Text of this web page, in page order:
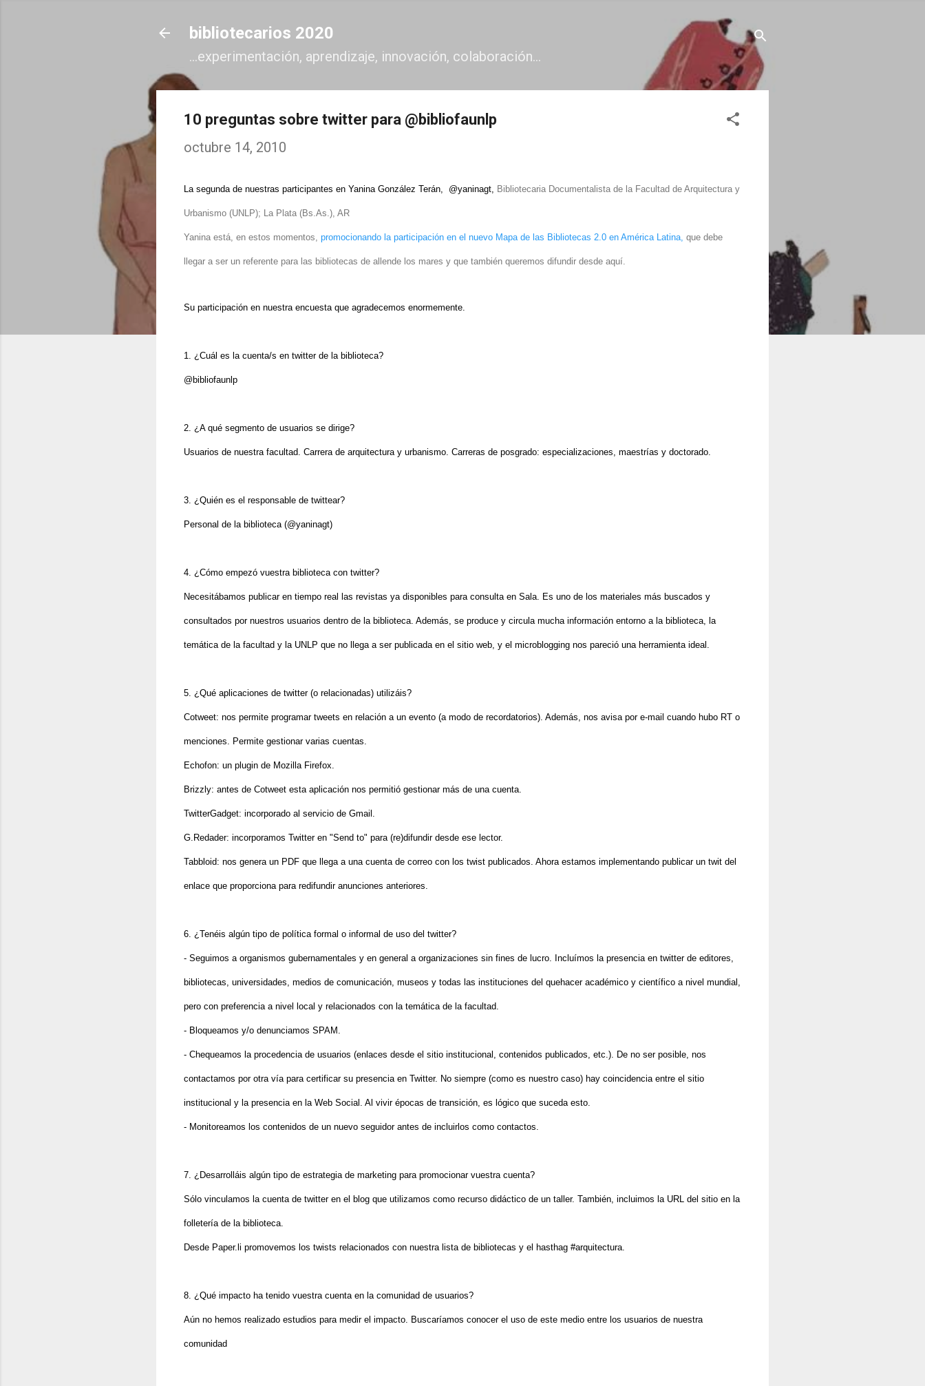
bibliotecarios 2020
...experimentación, aprendizaje, innovación, colaboración...
10 preguntas sobre twitter para @bibliofaunlp
octubre 14, 2010
La segunda de nuestras participantes en Yanina González Terán, @yaninagt, Bibliotecaria Documentalista de la Facultad de Arquitectura y
Urbanismo (UNLP); La Plata (Bs.As.), AR
Yanina está, en estos momentos, promocionando la participación en el nuevo Mapa de las Bibliotecas 2.0 en América Latina, que debe
llegar a ser un referente para las bibliotecas de allende los mares y que también queremos difundir desde aquí.
Su participación en nuestra encuesta que agradecemos enormemente.
1. ¿Cuál es la cuenta/s en twitter de la biblioteca?
@bibliofaunlp
2. ¿A qué segmento de usuarios se dirige?
Usuarios de nuestra facultad. Carrera de arquitectura y urbanismo. Carreras de posgrado: especializaciones, maestrías y doctorado.
3. ¿Quién es el responsable de twittear?
Personal de la biblioteca (@yaninagt)
4. ¿Cómo empezó vuestra biblioteca con twitter?
Necesitábamos publicar en tiempo real las revistas ya disponibles para consulta en Sala. Es uno de los materiales más buscados y
consultados por nuestros usuarios dentro de la biblioteca. Además, se produce y circula mucha información entorno a la biblioteca, la
temática de la facultad y la UNLP que no llega a ser publicada en el sitio web, y el microblogging nos pareció una herramienta ideal.
5. ¿Qué aplicaciones de twitter (o relacionadas) utilizáis?
Cotweet: nos permite programar tweets en relación a un evento (a modo de recordatorios). Además, nos avisa por e-mail cuando hubo RT o
menciones. Permite gestionar varias cuentas.
Echofon: un plugin de Mozilla Firefox.
Brizzly: antes de Cotweet esta aplicación nos permitió gestionar más de una cuenta.
TwitterGadget: incorporado al servicio de Gmail.
G.Redader: incorporamos Twitter en "Send to" para (re)difundir desde ese lector.
Tabbloid: nos genera un PDF que llega a una cuenta de correo con los twist publicados. Ahora estamos implementando publicar un twit del
enlace que proporciona para redifundir anunciones anteriores.
6. ¿Tenéis algún tipo de política formal o informal de uso del twitter?
- Seguimos a organismos gubernamentales y en general a organizaciones sin fines de lucro. Incluímos la presencia en twitter de editores,
bibliotecas, universidades, medios de comunicación, museos y todas las instituciones del quehacer académico y científico a nivel mundial,
pero con preferencia a nivel local y relacionados con la temática de la facultad.
- Bloqueamos y/o denunciamos SPAM.
- Chequeamos la procedencia de usuarios (enlaces desde el sitio institucional, contenidos publicados, etc.). De no ser posible, nos
contactamos por otra vía para certificar su presencia en Twitter. No siempre (como es nuestro caso) hay coincidencia entre el sitio
institucional y la presencia en la Web Social. Al vivir épocas de transición, es lógico que suceda esto.
- Monitoreamos los contenidos de un nuevo seguidor antes de incluirlos como contactos.
7. ¿Desarrolláis algún tipo de estrategia de marketing para promocionar vuestra cuenta?
Sólo vinculamos la cuenta de twitter en el blog que utilizamos como recurso didáctico de un taller. También, incluimos la URL del sitio en la
folletería de la biblioteca.
Desde Paper.li promovemos los twists relacionados con nuestra lista de bibliotecas y el hasthag #arquitectura.
8. ¿Qué impacto ha tenido vuestra cuenta en la comunidad de usuarios?
Aún no hemos realizado estudios para medir el impacto. Buscaríamos conocer el uso de este medio entre los usuarios de nuestra
comunidad